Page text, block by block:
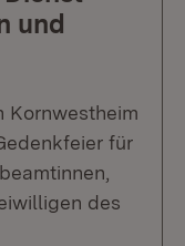
und
Kornwestheim
für
des